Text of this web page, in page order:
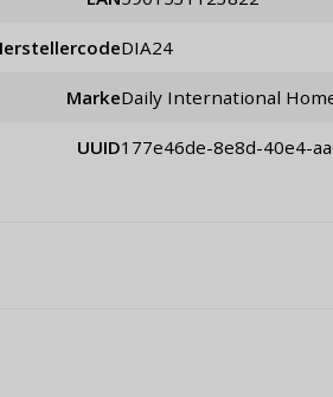
DIA24
Marke Daily International
UUID 177e46de-8e8d-40e4-